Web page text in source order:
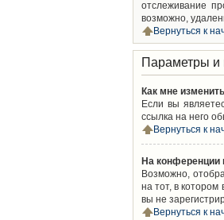
отслеживание
возможно,
Вернуться к
Параметры и
Как мне
Если вы
ссылка на него
Вернуться к
На конференции
Возможно,
на тот, в котором
вы не
Вернуться к